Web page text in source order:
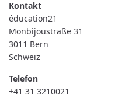
éducation21
Monbijoustraße 31
3011 Bern
Schweiz
Telefon
+41 31 3210021